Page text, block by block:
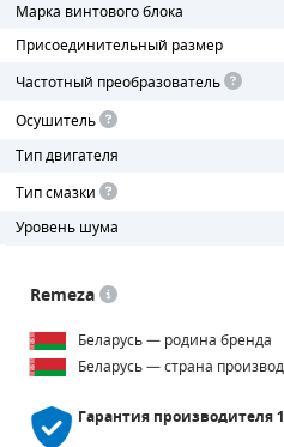
Марка винтового блока
Присоединительный размер
Частотный преобразователь
Осушитель
Тип двигателя
Тип смазки
Уровень шума
Remeza
Беларусь — родина бренда
Беларусь — страна
Гарантия производителя
ДЕТАЛИ СПИРАЛЬНЫХ
ДЕТАЛИ НАСОСНОЙ ЧАСТИ
ДЕТАЛИ ПОГРУЖНЫХ НАСОСОВ
ШЛАНГИ ДЛЯ МОТОПОМП
ДЛЯ ВАКУУМНЫХ НАСОСОВ